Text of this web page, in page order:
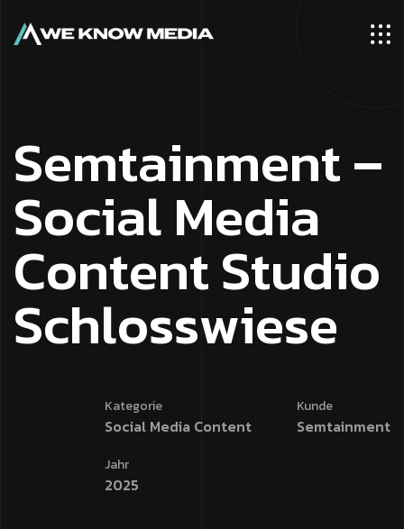
Semtainment–
SocialMedia
ContentStudio
Schlosswiese
Kategorie
Social Media Content
Kunde
Semtainment
Jahr
2025